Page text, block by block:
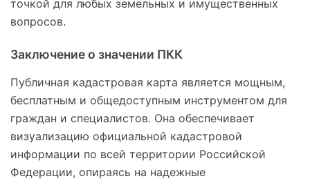
точкой для любых земельных и имущественных
вопросов.
Заключение о значении ПКК
Публичная кадастровая карта является мощным,
бесплатным и общедоступным инструментом для
граждан и специалистов. Она обеспечивает
визуализацию официальной кадастровой
информации по всей территории Российской
Федерации, опираясь на надежные